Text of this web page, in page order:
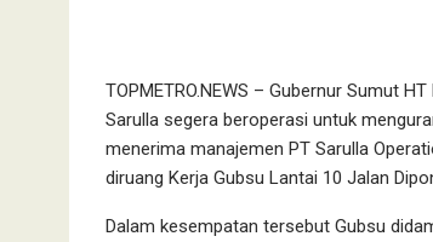
TOPMETRO.NEWS – Gubernur Sumut
Sarulla segera beroperasi untuk
menerima manajemen PT Sarulla
diruang Kerja Gubsu Lantai 10 Jalan
Dalam kesempatan tersebut Gubsu